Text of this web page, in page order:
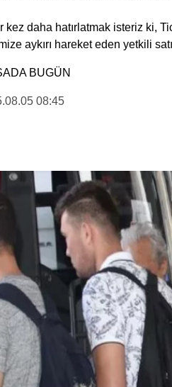
kez daha hatırlatmak isteriz ki,
aykırı hareket eden yetkili
BUGÜN
08:45